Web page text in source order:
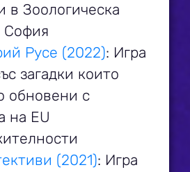
в Зоологическа
София
Русе (2022): Игра
загадки които
обновени с
на EU
(2021): Игра